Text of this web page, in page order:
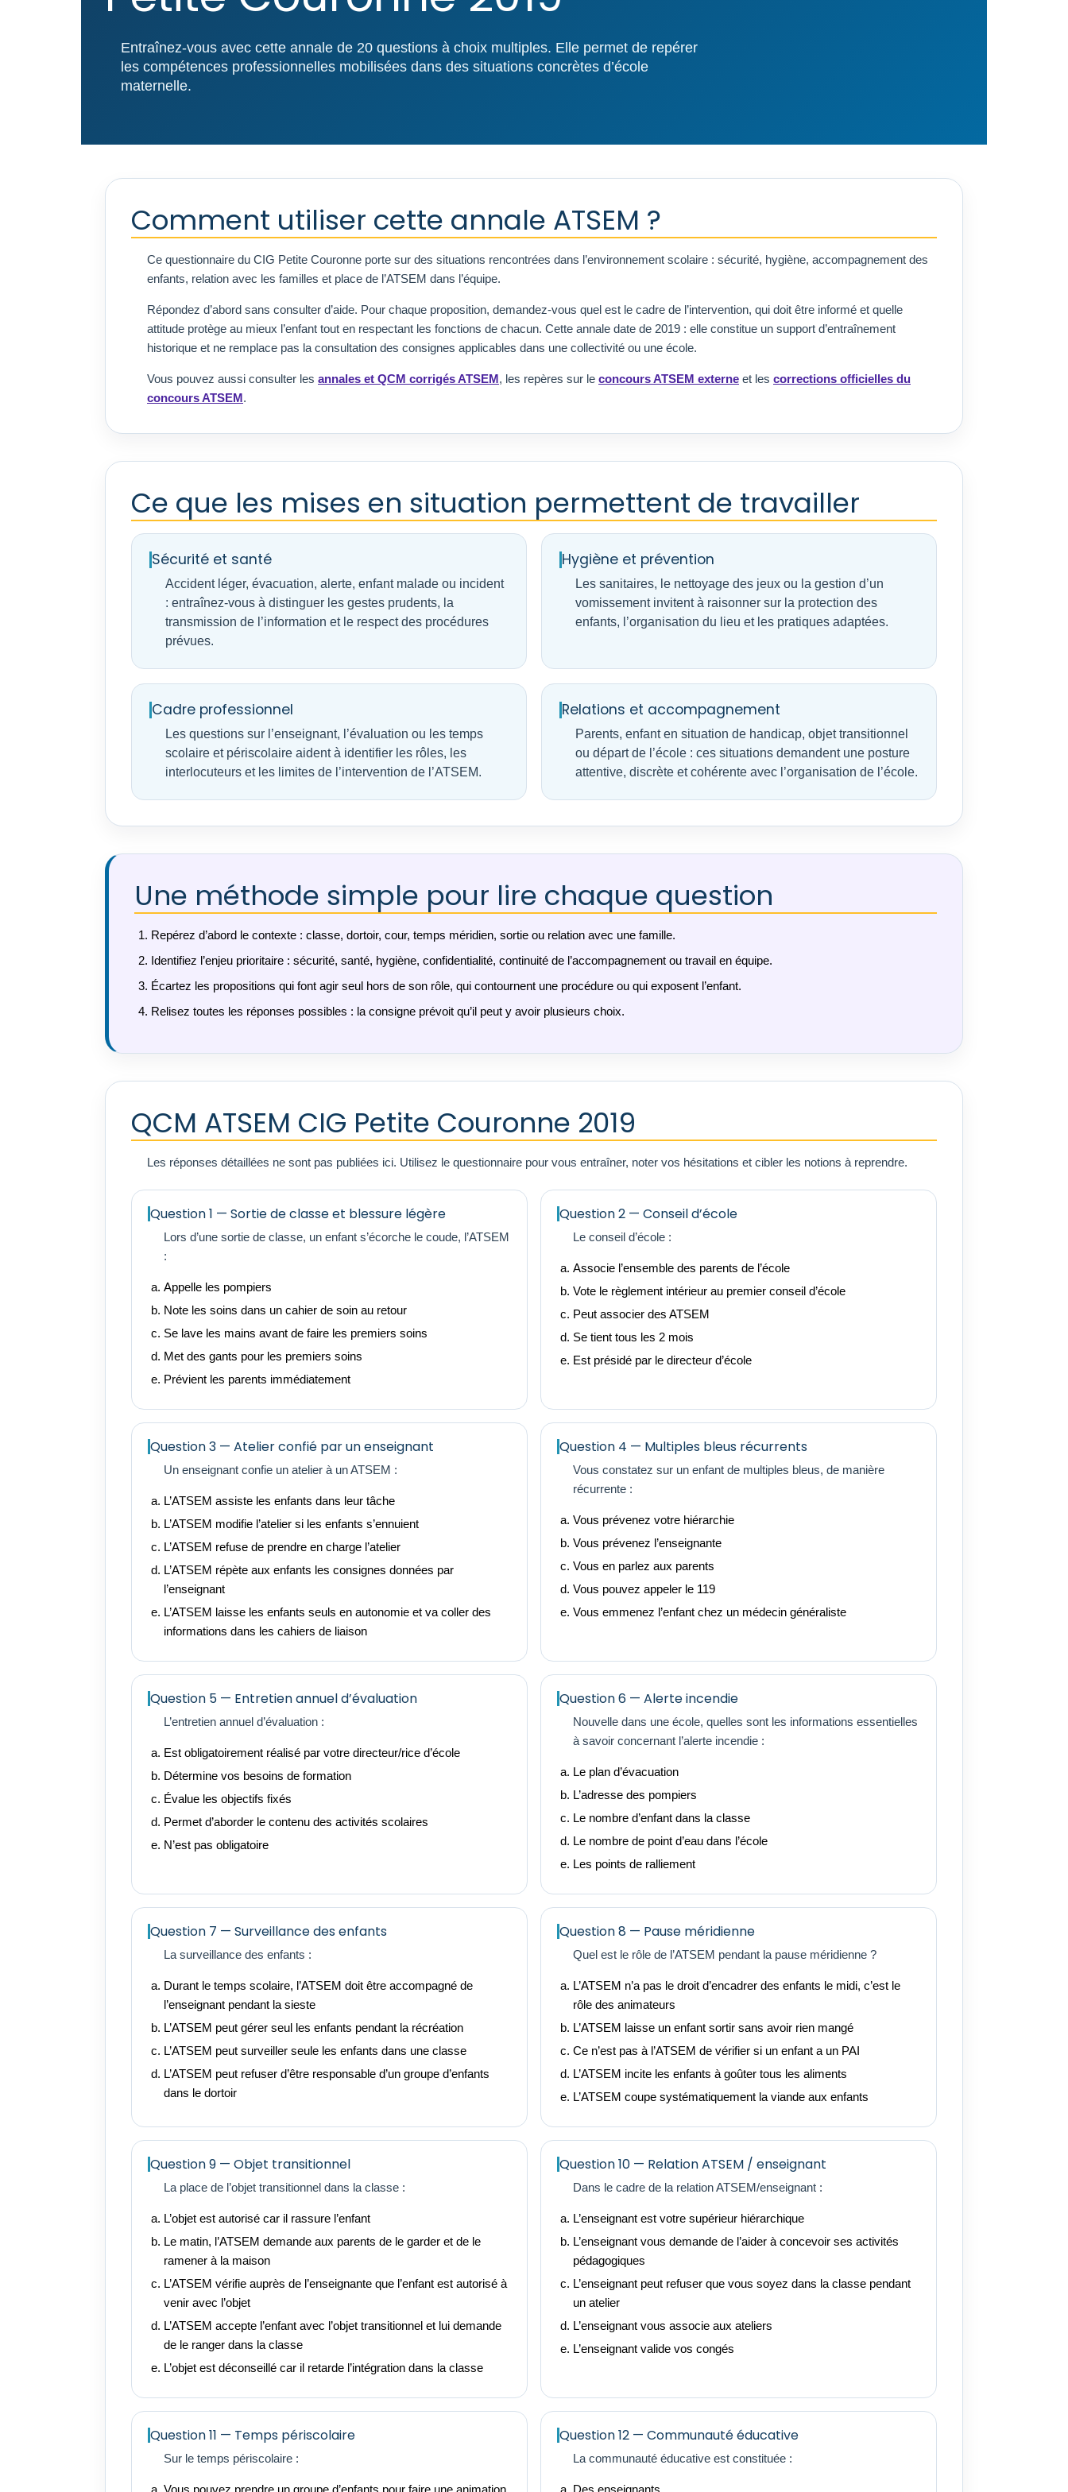
Entraînez-vous avec cette annale de 20 questions à choix multiples. Elle permet de repérer
les compétences professionnelles mobilisées dans des situations concrètes d’école
maternelle.
Comment utiliser cette annale ATSEM ?
Ce questionnaire du CIG Petite Couronne porte sur des situations rencontrées dans l’environnement scolaire : sécurité, hygiène, accompagnement des
enfants, relation avec les familles et place de l’ATSEM dans l’équipe.
Répondez d’abord sans consulter d’aide. Pour chaque proposition, demandez-vous quel est le cadre de l’intervention, qui doit être informé et quelle
attitude protège au mieux l’enfant tout en respectant les fonctions de chacun. Cette annale date de 2019 : elle constitue un support d’entraînement
historique et ne remplace pas la consultation des consignes applicables dans une collectivité ou une école.
Vous pouvez aussi consulter les annales et QCM corrigés ATSEM, les repères sur le concours ATSEM externe et les corrections officielles du
concours ATSEM.
Ce que les mises en situation permettent de travailler
Sécurité et santé
Accident léger, évacuation, alerte, enfant malade ou incident
: entraînez-vous à distinguer les gestes prudents, la
transmission de l’information et le respect des procédures
prévues.
Hygiène et prévention
Les sanitaires, le nettoyage des jeux ou la gestion d’un
vomissement invitent à raisonner sur la protection des
enfants, l’organisation du lieu et les pratiques adaptées.
Cadre professionnel
Les questions sur l’enseignant, l’évaluation ou les temps
scolaire et périscolaire aident à identifier les rôles, les
interlocuteurs et les limites de l’intervention de l’ATSEM.
Relations et accompagnement
Parents, enfant en situation de handicap, objet transitionnel
ou départ de l’école : ces situations demandent une posture
attentive, discrète et cohérente avec l’organisation de l’école.
Une méthode simple pour lire chaque question
Repérez d’abord le contexte : classe, dortoir, cour, temps méridien, sortie ou relation avec une famille.
Identifiez l’enjeu prioritaire : sécurité, santé, hygiène, confidentialité, continuité de l’accompagnement ou travail en équipe.
Écartez les propositions qui font agir seul hors de son rôle, qui contournent une procédure ou qui exposent l’enfant.
Relisez toutes les réponses possibles : la consigne prévoit qu’il peut y avoir plusieurs choix.
QCM ATSEM CIG Petite Couronne 2019
Les réponses détaillées ne sont pas publiées ici. Utilisez le questionnaire pour vous entraîner, noter vos hésitations et cibler les notions à reprendre.
Question 1 — Sortie de classe et blessure légère
Lors d’une sortie de classe, un enfant s’écorche le coude, l’ATSEM
:
Appelle les pompiers
Note les soins dans un cahier de soin au retour
Se lave les mains avant de faire les premiers soins
Met des gants pour les premiers soins
Prévient les parents immédiatement
Question 2 — Conseil d’école
Le conseil d’école :
Associe l’ensemble des parents de l’école
Vote le règlement intérieur au premier conseil d’école
Peut associer des ATSEM
Se tient tous les 2 mois
Est présidé par le directeur d’école
Question 3 — Atelier confié par un enseignant
Un enseignant confie un atelier à un ATSEM :
L’ATSEM assiste les enfants dans leur tâche
L’ATSEM modifie l’atelier si les enfants s’ennuient
L’ATSEM refuse de prendre en charge l’atelier
L’ATSEM répète aux enfants les consignes données par
l’enseignant
L’ATSEM laisse les enfants seuls en autonomie et va coller des
informations dans les cahiers de liaison
Question 4 — Multiples bleus récurrents
Vous constatez sur un enfant de multiples bleus, de manière
récurrente :
Vous prévenez votre hiérarchie
Vous prévenez l’enseignante
Vous en parlez aux parents
Vous pouvez appeler le 119
Vous emmenez l’enfant chez un médecin généraliste
Question 5 — Entretien annuel d’évaluation
L’entretien annuel d’évaluation :
Est obligatoirement réalisé par votre directeur/rice d’école
Détermine vos besoins de formation
Évalue les objectifs fixés
Permet d’aborder le contenu des activités scolaires
N’est pas obligatoire
Question 6 — Alerte incendie
Nouvelle dans une école, quelles sont les informations essentielles
à savoir concernant l’alerte incendie :
Le plan d’évacuation
L’adresse des pompiers
Le nombre d’enfant dans la classe
Le nombre de point d’eau dans l’école
Les points de ralliement
Question 7 — Surveillance des enfants
La surveillance des enfants :
Durant le temps scolaire, l’ATSEM doit être accompagné de
l’enseignant pendant la sieste
L’ATSEM peut gérer seul les enfants pendant la récréation
L’ATSEM peut surveiller seule les enfants dans une classe
L’ATSEM peut refuser d’être responsable d’un groupe d’enfants
dans le dortoir
Question 8 — Pause méridienne
Quel est le rôle de l’ATSEM pendant la pause méridienne ?
L’ATSEM n’a pas le droit d’encadrer des enfants le midi, c’est le
rôle des animateurs
L’ATSEM laisse un enfant sortir sans avoir rien mangé
Ce n’est pas à l’ATSEM de vérifier si un enfant a un PAI
L’ATSEM incite les enfants à goûter tous les aliments
L’ATSEM coupe systématiquement la viande aux enfants
Question 9 — Objet transitionnel
La place de l’objet transitionnel dans la classe :
L’objet est autorisé car il rassure l’enfant
Le matin, l’ATSEM demande aux parents de le garder et de le
ramener à la maison
L’ATSEM vérifie auprès de l’enseignante que l’enfant est autorisé à
venir avec l’objet
L’ATSEM accepte l’enfant avec l’objet transitionnel et lui demande
de le ranger dans la classe
L’objet est déconseillé car il retarde l’intégration dans la classe
Question 10 — Relation ATSEM / enseignant
Dans le cadre de la relation ATSEM/enseignant :
L’enseignant est votre supérieur hiérarchique
L’enseignant vous demande de l’aider à concevoir ses activités
pédagogiques
L’enseignant peut refuser que vous soyez dans la classe pendant
un atelier
L’enseignant vous associe aux ateliers
L’enseignant valide vos congés
Question 11 — Temps périscolaire
Sur le temps périscolaire :
Vous pouvez prendre un groupe d’enfants pour faire une animation
Question 12 — Communauté éducative
La communauté éducative est constituée :
Des enseignants